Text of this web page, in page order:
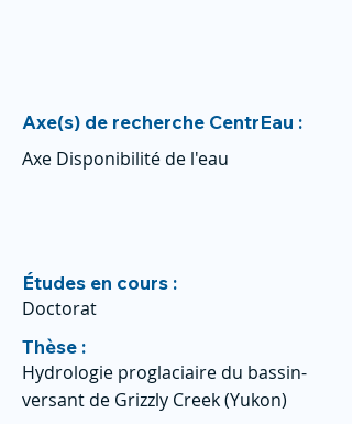
Axe(s) de recherche CentrEau :
Axe Disponibilité de l'eau
Études en cours :
Doctorat
Thèse :
Hydrologie proglaciaire du bassin-
versant de Grizzly Creek (Yukon)